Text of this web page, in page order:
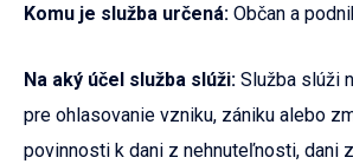
Komu je služba určená: Občan a
Na aký účel služba slúži: Služba slúži
pre ohlasovanie vzniku, zániku alebo
povinnosti k dani z nehnuteľnosti, dani